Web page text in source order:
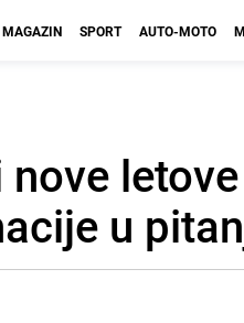
MAGAZIN SPORT AUTO-MOTO
u